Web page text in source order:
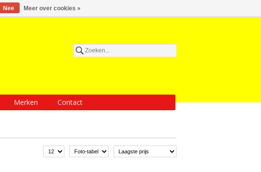
Merken Contact
Nee Meer over cookies »